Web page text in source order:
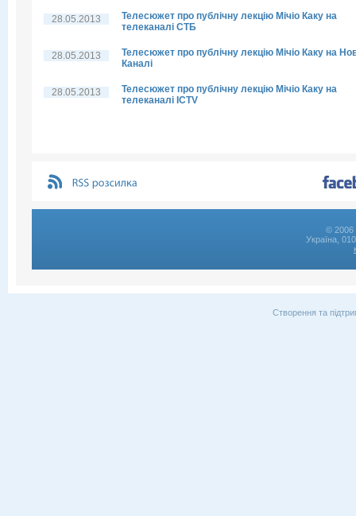
28.05.2013
Телесюжет про публічну лекцію Мічіо Каку на
телеканалі СТБ
28.05.2013
Телесюжет про публічну лекцію Мічіо Каку на
Каналі
28.05.2013
Телесюжет про публічну лекцію Мічіо Каку на
телеканалі ICTV
© 2006
Україна,
Створення та